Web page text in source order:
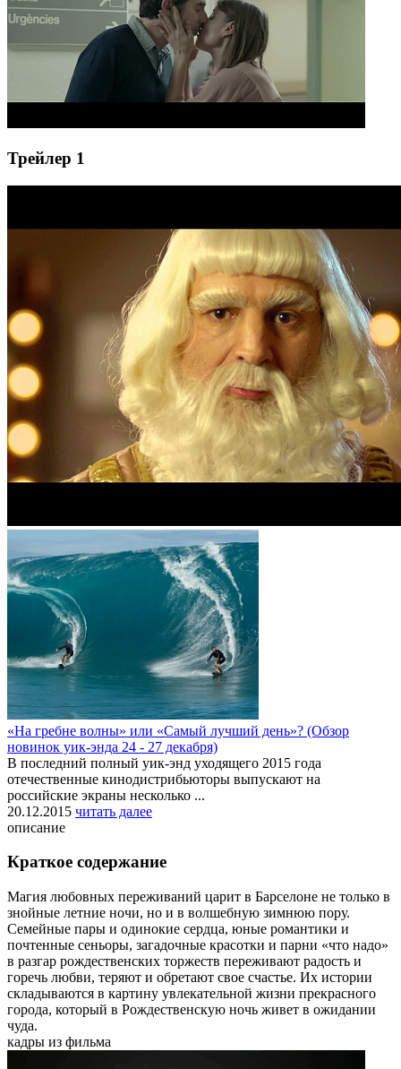
Трейлер 1
«На гребне волны» или «Самый лучший день»? (Обзор
новинок уик-энда 24 - 27 декабря)
В последний полный уик-энд уходящего 2015 года
отечественные кинодистрибьюторы выпускают на
российские экраны несколько ...
20.12.2015 читать далее
описание
Краткое содержание
Магия любовных переживаний царит в Барселоне не только в
знойные летние ночи, но и в волшебную зимнюю пору.
Семейные пары и одинокие сердца, юные романтики и
почтенные сеньоры, загадочные красотки и парни «что надо»
в разгар рождественских торжеств переживают радость и
горечь любви, теряют и обретают свое счастье. Их истории
складываются в картину увлекательной жизни прекрасного
города, который в Рождественскую ночь живет в ожидании
чуда.
кадры из фильма